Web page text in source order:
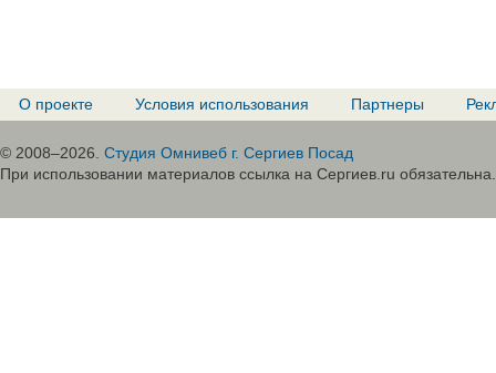
О проекте Условия использования Партнеры
© 2008–2026. Студия Омнивеб г. Сергиев Посад
При использовании материалов ссылка на Сергиев.ru обязательна.